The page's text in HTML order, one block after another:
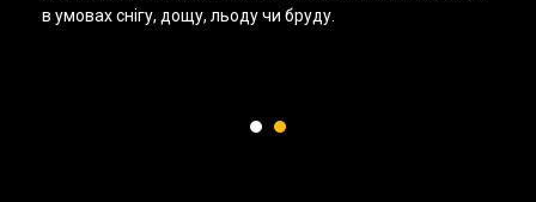
в умовах снігу, дощу, льоду чи бруду.